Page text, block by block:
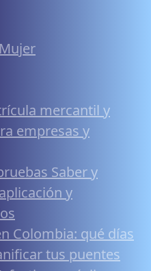
mercantil y
empresas y
Saber y
y
Colombia: qué días
tus puentes